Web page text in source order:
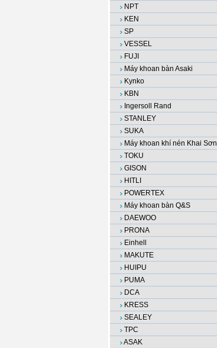
NPT
KEN
SP
VESSEL
FUJI
Máy khoan bàn Asaki
Kynko
KBN
Ingersoll Rand
STANLEY
SUKA
Máy khoan khí nén Khai Sơn
TOKU
GISON
HITLI
POWERTEX
Máy khoan bàn Q&S
DAEWOO
PRONA
Einhell
MAKUTE
HUIPU
PUMA
DCA
KRESS
SEALEY
TPC
ASAK